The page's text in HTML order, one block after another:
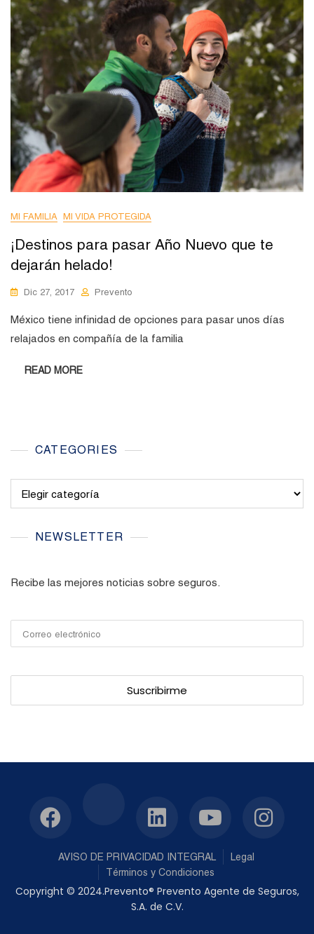
MI FAMILIA MI VIDA PROTEGIDA
¡Destinos para pasar Año Nuevo que te
dejarán helado!
Dic 27, 2017 Prevento
México tiene infinidad de opciones para pasar unos días
relajados en compañía de la familia
READ MORE
CATEGORIES
NEWSLETTER
Recibe las mejores noticias sobre seguros.
AVISO DE PRIVACIDAD INTEGRAL
Legal
Términos y Condiciones
Copyright © 2024.Prevento® Prevento Agente de Seguros,
S.A. de C.V.